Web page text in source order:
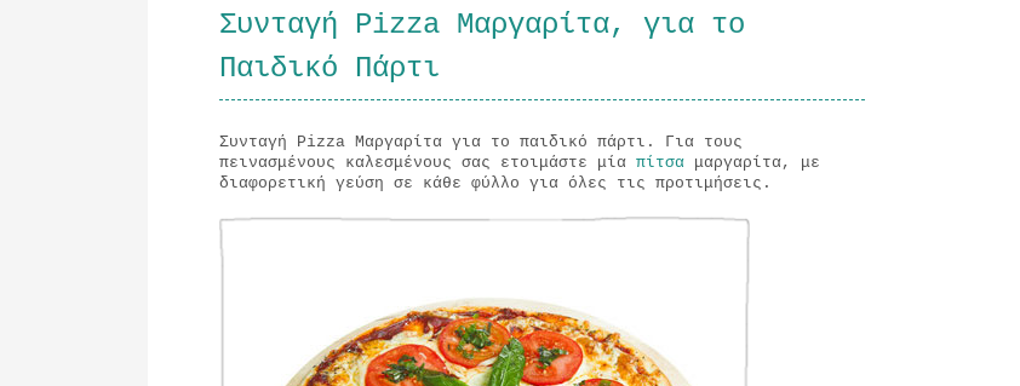
Συνταγή Pizza Μαργαρίτα, για το
Παιδικό Πάρτι
Συνταγή Pizza Μαργαρίτα για το παιδικό πάρτι. Για τους
πεινασμένους καλεσμένους σας ετοιμάστε μία πίτσαμαργαρίτα, με
διαφορετική γεύση σε κάθε φύλλο για όλες τις προτιμήσεις.